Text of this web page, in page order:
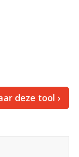
deze tool ›